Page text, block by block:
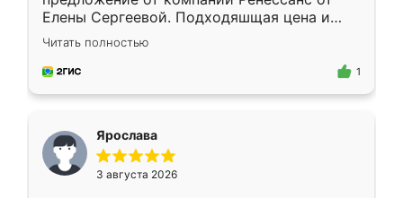
Елены Сергеевой. Подходяшщая цена и
короткие сроки изготовления. Приехавший
для замера сотрудник Владислав
предложил по моему эскизу самый
Читать полностью
1
Ярослава
3 августа 2026